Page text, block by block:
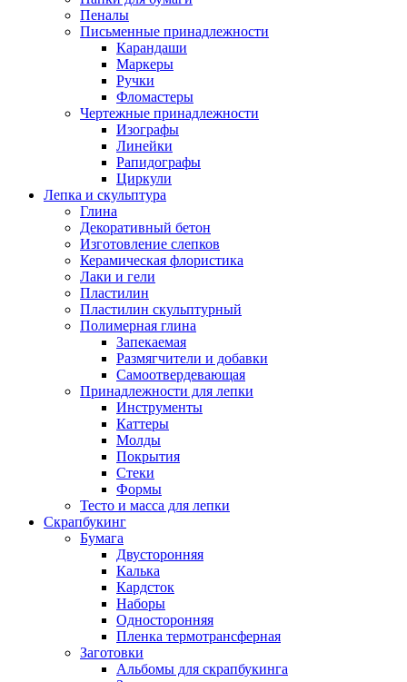
Пеналы
Письменные принадлежности
Карандаши
Маркеры
Ручки
Фломастеры
Чертежные принадлежности
Изографы
Линейки
Рапидографы
Циркули
Лепка и скульптура
Глина
Декоративный бетон
Изготовление слепков
Керамическая флористика
Лаки и гели
Пластилин
Пластилин скульптурный
Полимерная глина
Запекаемая
Размягчители и добавки
Самоотвердевающая
Принадлежности для лепки
Инструменты
Каттеры
Молды
Покрытия
Стеки
Формы
Тесто и масса для лепки
Скрапбукинг
Бумага
Двусторонняя
Калька
Кардсток
Наборы
Односторонняя
Пленка термотрансферная
Заготовки
Альбомы для скрапбукинга